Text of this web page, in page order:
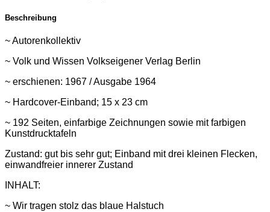
Beschreibung
~ Autorenkollektiv
~ Volk und Wissen Volkseigener Verlag Berlin
~ erschienen: 1967 / Ausgabe 1964
~ Hardcover-Einband; 15 x 23 cm
~ 192 Seiten, einfarbige Zeichnungen sowie mit farbigen
Kunstdrucktafeln
Zustand: gut bis sehr gut; Einband mit drei kleinen Flecken,
einwandfreier innerer Zustand
INHALT:
~ Wir tragen stolz das blaue Halstuch